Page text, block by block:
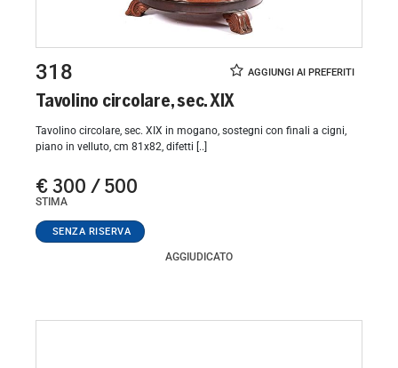
318
Tavolino circolare, sec. XIX
Tavolino circolare, sec. XIX in mogano, sostegni con finali a cigni,
piano in velluto, cm 81x82, difetti [..]
€ 300 / 500
STIMA
AGGIUDICATO